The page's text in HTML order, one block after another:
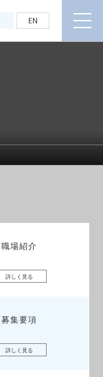
EN
職場紹介
詳しく見る
募集要項
詳しく見る